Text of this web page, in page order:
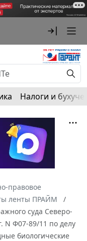
Налоги и
правовое
ленты ПРАЙМ
суда Северо-
N Ф07-89/11 по делу
биологические